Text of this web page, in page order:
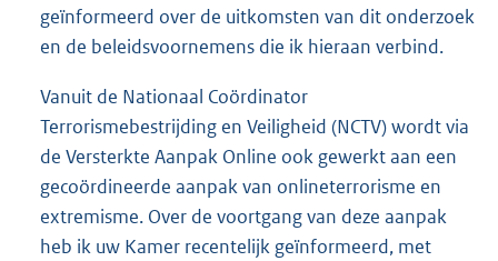
geïnformeerd over de uitkomsten van dit onderzoek
en de beleidsvoornemens die ik hieraan verbind.
Vanuit de Nationaal Coördinator
Terrorismebestrijding en Veiligheid (NCTV) wordt via
de Versterkte Aanpak Online ook gewerkt aan een
gecoördineerde aanpak van onlineterrorisme en
extremisme. Over de voortgang van deze aanpak
heb ik uw Kamer recentelijk geïnformeerd, met